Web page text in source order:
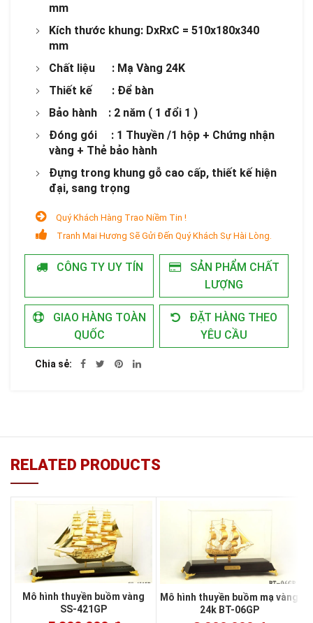
mm
Kích thước khung: DxRxC = 510x180x340
mm
Chất liệu : Mạ Vàng 24K
Thiết kế : Để bàn
Bảo hành : 2 năm ( 1 đổi 1 )
Đóng gói : 1 Thuyền /1 hộp + Chứng nhận
vàng + Thẻ bảo hành
Đựng trong khung gỗ cao cấp, thiết kế hiện
đại, sang trọng
Quý Khách Hàng Trao Niềm Tin !
Tranh Mai Hương Sẽ Gửi Đến Quý Khách Sự Hài Lòng.
CÔNG TY UY TÍN
SẢN PHẨM CHẤT
LƯỢNG
GIAO HÀNG TOÀN
QUỐC
ĐẶT HÀNG THEO
YÊU CẦU
Chia sẻ
RELATED PRODUCTS
Mô hình thuyền buồm vàng
SS-421GP
Mô hình thuyền buồm mạ vàng
24k BT-06GP